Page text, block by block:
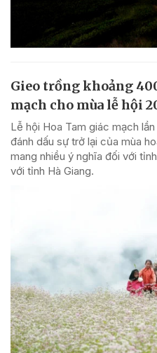
Gieo trồng khoảng
mạch cho mùa lễ hội
Lễ hội Hoa Tam giác mạch
đánh dấu sự trở lại của mùa
mang nhiều ý nghĩa đối với
với tỉnh Hà Giang.